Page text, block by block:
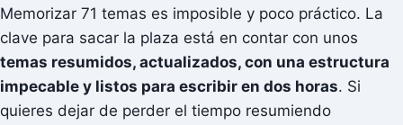
Memorizar 71 temas es imposible y poco práctico. La
clave para sacar la plaza está en contar con unos
temas resumidos, actualizados, con una estructura
impecable y listos para escribir en dos horas. Si
quieres dejar de perder el tiempo resumiendo